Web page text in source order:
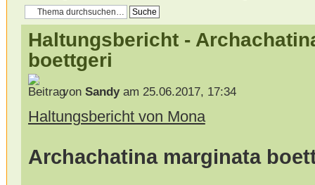
Haltungsbericht -
boettgeri
von Sandyam 25.06.2017, 17:34
Haltungsbericht von Mona
Archachatina marginata